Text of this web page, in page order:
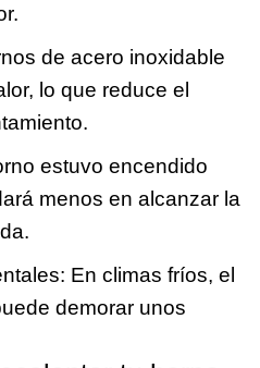
de acero inoxidable
lo que reduce el
estuvo encendido
menos en alcanzar la
En climas fríos, el
demorar unos